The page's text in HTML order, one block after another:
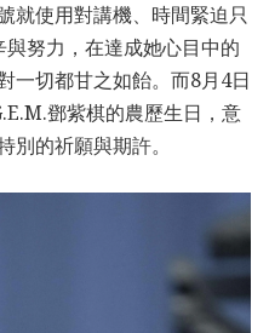
就使用對講機、時間緊迫只
努力，在達成她心目中的
一切都甘之如飴。而8月4日
鄧紫棋的農歷生日，意
的祈願與期許。